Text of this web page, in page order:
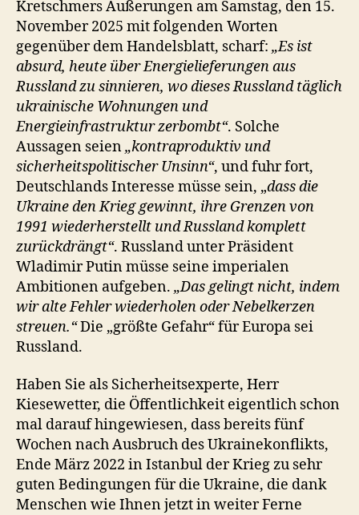
Kretschmers Äußerungen am Samstag, den 15.
November 2025 mit folgenden Worten
gegenüber dem Handelsblatt, scharf: „Es ist
absurd, heute über Energielieferungen aus
Russland zu sinnieren, wo dieses Russland täglich
ukrainische Wohnungen und
Energieinfrastruktur zerbombt“. Solche
Aussagen seien„kontraproduktiv und
sicherheitspolitischer Unsinn“, und fuhr fort,
Deutschlands Interesse müsse sein, „dass die
Ukraine den Krieg gewinnt, ihre Grenzen von
1991 wiederherstellt und Russland komplett
zurückdrängt“. Russland unter Präsident
Wladimir Putin müsse seine imperialen
Ambitionen aufgeben. „Das gelingt nicht, indem
wir alte Fehler wiederholen oder Nebelkerzen
streuen.“Die „größte Gefahr“ für Europa sei
Russland.
Haben Sie als Sicherheitsexperte, Herr
Kiesewetter, die Öffentlichkeit eigentlich schon
mal darauf hingewiesen, dass bereits fünf
Wochen nach Ausbruch des Ukrainekonflikts,
Ende März 2022 in Istanbul der Krieg zu sehr
guten Bedingungen für die Ukraine, die dank
Menschen wie Ihnen jetzt in weiter Ferne